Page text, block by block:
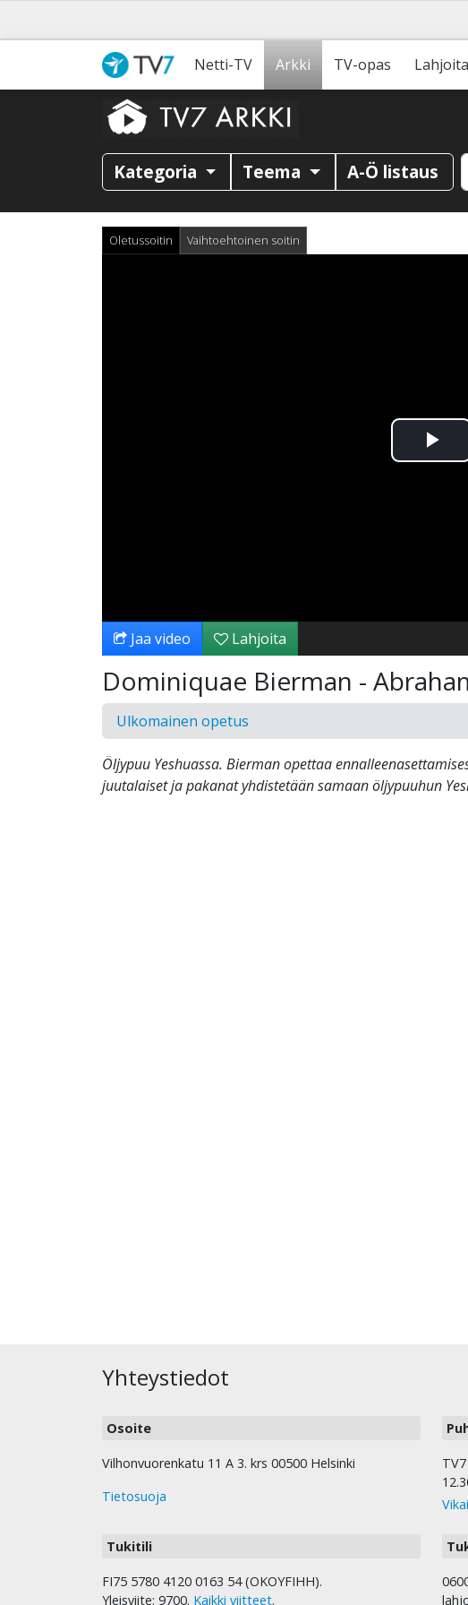
Netti-TV Arkki TV-opas Lahjoita
Kategoria Teema A-Ö listaus
Oletussoitin Vaihtoehtoinen soitin
Jaa video Lahjoita
Dominiquae Bierman -
Ulkomainen opetus
Öljypuu Yeshuassa. Bierman opettaa
juutalaiset ja pakanat yhdistetään samaan öljypuuhun
Yhteystiedot
Osoite
Vilhonvuorenkatu 11 A 3. krs 00500 Helsinki
Tietosuoja
Tukitili
FI75 5780 4120 0163 54 (OKOYFIHH).
Yleisviite: 9700. Kaikki viitteet.